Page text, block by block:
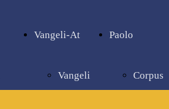
Vangeli-At
Vangeli
Paolo
Corpus